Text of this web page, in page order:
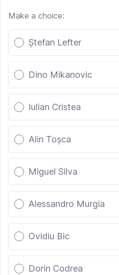
Make a choice:
Poll options
Ștefan Lefter
Dino Mikanovic
Iulian Cristea
Alin Toșca
Miguel Silva
Alessandro Murgia
Ovidiu Bic
Dorin Codrea